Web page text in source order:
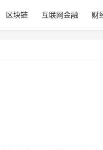
区块链 互联网金融 财